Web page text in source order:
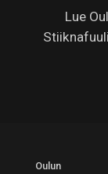
Lue
Oulun